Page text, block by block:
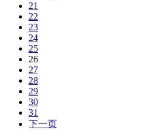
21
22
23
24
25
26
27
28
29
30
31
下一页